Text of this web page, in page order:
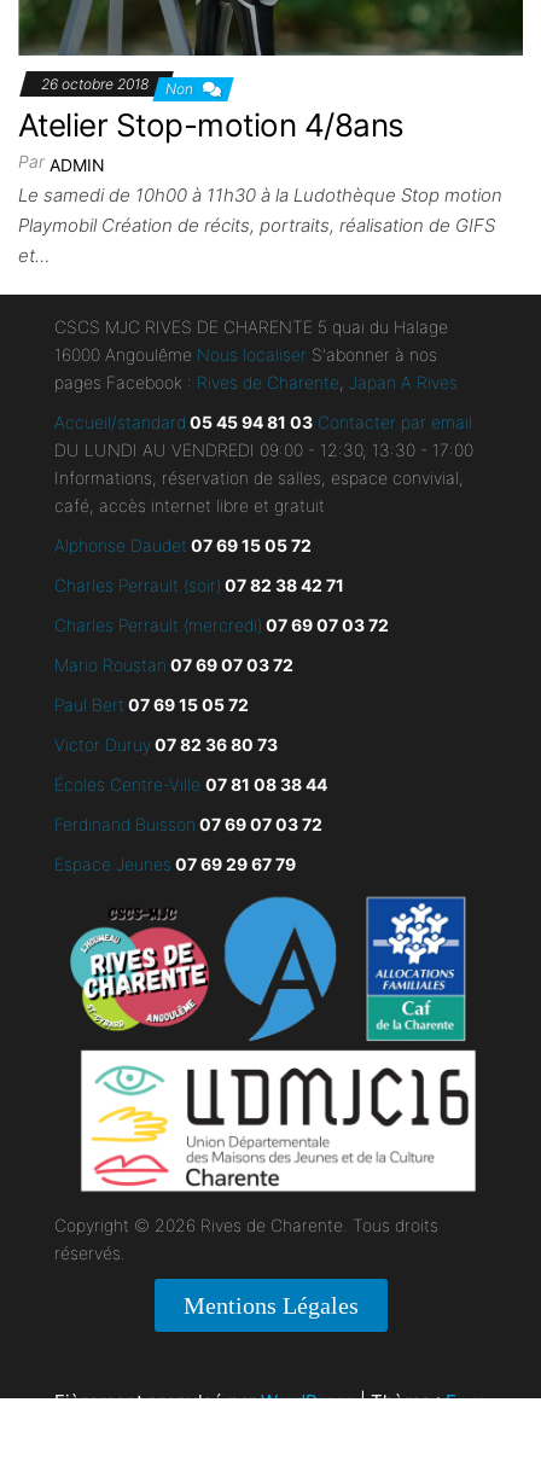
26 octobre 2018 Non
Atelier Stop-motion 4/8ans
Par ADMIN
Le samedi de 10h00 à 11h30 à la Ludothèque Stop motion
Playmobil Création de récits, portraits, réalisation de GIFS
et…
CSCS MJC RIVES DE CHARENTE 5 quai du Halage
16000 Angoulême Nous localiser S'abonner à nos
pages Facebook : Rives de Charente Japan A Rives
Accueil/standard 05 45 94 81 03 Contacter par email
DU LUNDI AU VENDREDI 09:00 - 12:30, 13:30 - 17:00
Informations, réservation de salles, espace convivial,
café, accès internet libre et gratuit
Alphonse Daudet 07 69 15 05 72
Charles Perrault (soir) 07 82 38 42 71
Charles Perrault (mercredi) 07 69 07 03 72
Mario Roustan 07 69 07 03 72
Paul Bert 07 69 15 05 72
Victor Duruy07 82 36 80 73
Écoles Centre-Ville 07 81 08 38 44
Ferdinand Buisson 0769 07 03 72
Espace Jeunes 07 69 29 67 79
Copyright © 2026 Rives de Charente. Tous droits
réservés.
Mentions Légales
Fièrement propulsé parWordPress |Thème :Envo